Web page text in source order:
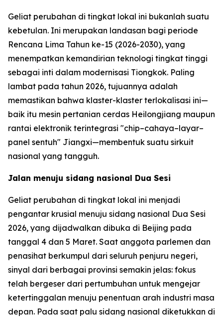
Geliat perubahan di tingkat lokal ini bukanlah suatu
kebetulan. Ini merupakan landasan bagi periode
Rencana Lima Tahun ke-15 (2026-2030), yang
menempatkan kemandirian teknologi tingkat tinggi
sebagai inti dalam modernisasi Tiongkok. Paling
lambat pada tahun 2026, tujuannya adalah
memastikan bahwa klaster-klaster terlokalisasi ini—
baik itu mesin pertanian cerdas Heilongjiang maupun
rantai elektronik terintegrasi "chip–cahaya–layar–
panel sentuh" Jiangxi—membentuk suatu sirkuit
nasional yang tangguh.
Jalan menuju sidang nasional Dua Sesi
Geliat perubahan di tingkat lokal ini menjadi
pengantar krusial menuju sidang nasional Dua Sesi
2026, yang dijadwalkan dibuka di Beijing pada
tanggal 4 dan 5 Maret. Saat anggota parlemen dan
penasihat berkumpul dari seluruh penjuru negeri,
sinyal dari berbagai provinsi semakin jelas: fokus
telah bergeser dari pertumbuhan untuk mengejar
ketertinggalan menuju penentuan arah industri masa
depan. Pada saat palu sidang nasional diketukkan di